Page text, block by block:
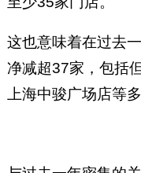
这也意味着在过去
净减超37家，包括
上海中骏广场店等